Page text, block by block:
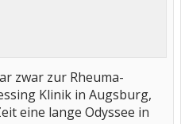
zwar zur Rheuma-
Klinik in Augsburg,
eine lange Odyssee in